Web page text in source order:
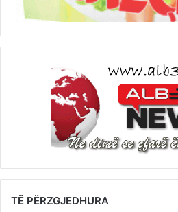
TË PËRZGJEDHURA